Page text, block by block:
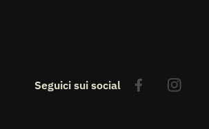
Seguici sui social FacebookInstagram